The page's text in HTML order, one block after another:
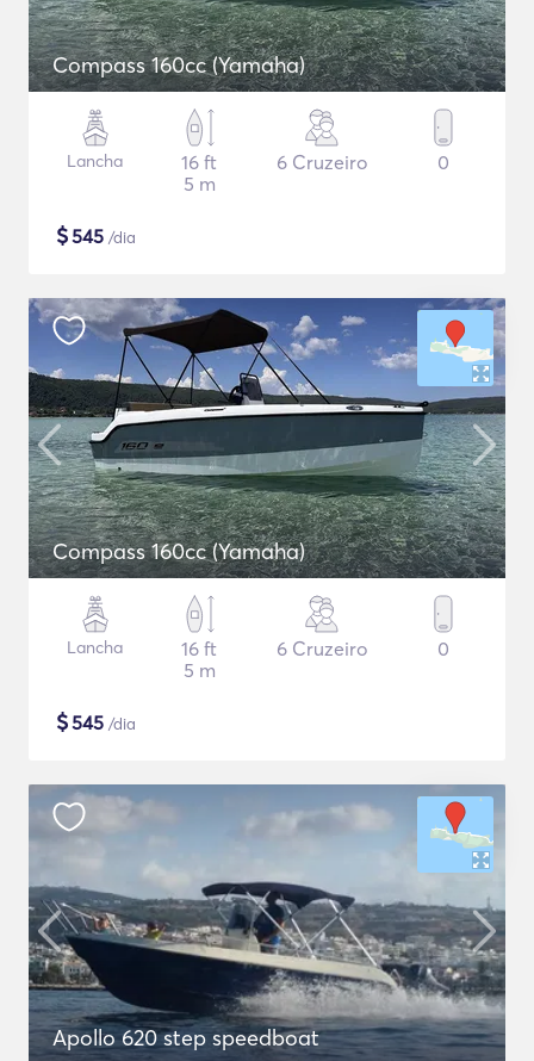
Compass 160cc (Yamaha)
Lancha
16 ft
5 m
6 Cruzeiro 0
$545 /dia
Compass 160cc (Yamaha)
Lancha
16 ft
5 m
6 Cruzeiro 0
$545 /dia
Apollo 620 step speedboat